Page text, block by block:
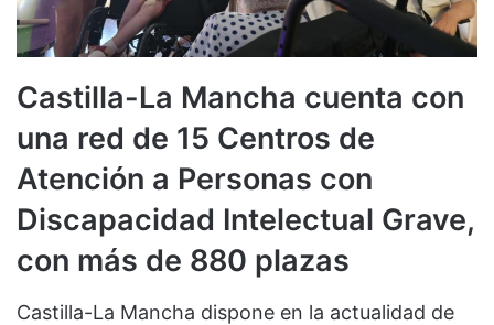
Castilla-La Mancha cuenta con
una red de 15 Centros de
Atención a Personas con
Discapacidad Intelectual Grave,
con más de 880 plazas
Castilla-La Mancha dispone en la actualidad de